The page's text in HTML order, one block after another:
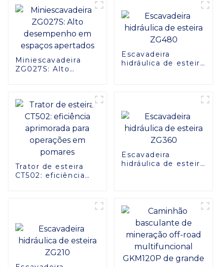
Miniescavadeira
ZG027S: Alto
Escavadeira
hidráulica de esteira
Trator de esteira
CT502: eficiência
Escavadeira
hidráulica de esteira